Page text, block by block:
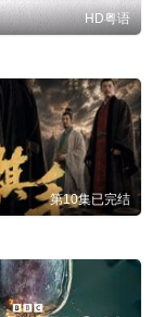
HD粤语
第10集已完结